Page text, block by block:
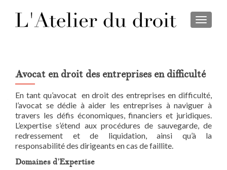
Avocat en droit des entreprises en difficulté
En tant qu’avocat en droit des entreprises en difficulté,
l’avocat se dédie à aider les entreprises à naviguer à
travers les défis économiques, financiers et juridiques.
L’expertise s’étend aux procédures de sauvegarde, de
redressement et de liquidation, ainsi qu’à la
responsabilité des dirigeants en cas de faillite.
Domaines d’Expertise